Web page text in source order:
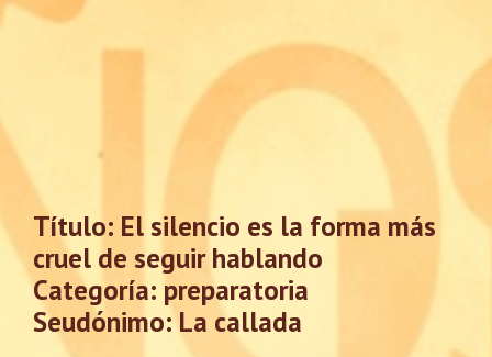
Título: El silencio es la forma más
cruel de seguir hablando
Categoría: preparatoria
Seudónimo: La callada